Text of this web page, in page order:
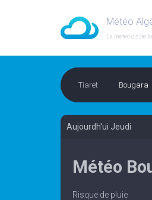
Météo
La méteo dz de
Tiaret Bougara
Aujourdh'ui Jeudi
Météo
Risque de pluie